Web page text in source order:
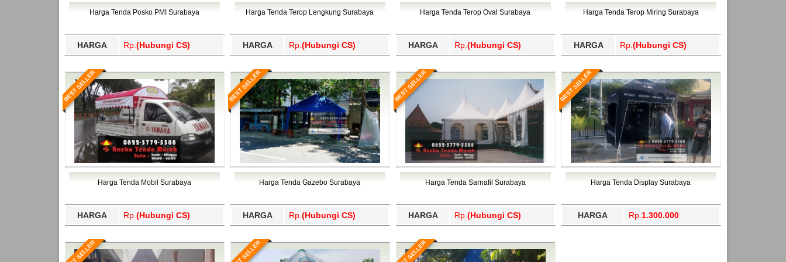
Bawang Barat, Tulangbawang, Tulungagung, Wajo, Wakatobi, Waropen, Way Kanan, Wonogiri, Wonosobo, Yahukimo, Yalimo, Yogyakarta.
Harga Tenda Posko PMI Surabaya
HARGA Rp. (Hubungi CS)
Harga Tenda Terop Lengkung Surabaya
HARGA Rp. (Hubungi CS)
Harga Tenda Terop Oval Surabaya
HARGA Rp. (Hubungi CS)
Harga Tenda Terop Miring Surabaya
HARGA Rp. (Hubungi CS)
BEST SELLER
Harga Tenda Mobil Surabaya
HARGA Rp. (Hubungi CS)
BEST SELLER
Harga Tenda Gazebo Surabaya
HARGA Rp. (Hubungi CS)
BEST SELLER
Harga Tenda Sarnafil Surabaya
HARGA Rp. (Hubungi CS)
BEST SELLER
Harga Tenda Display Surabaya
HARGA Rp. 1.300.000